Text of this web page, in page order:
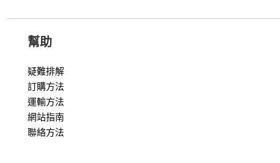
幫助
疑難排解
訂購方法
運輸方法
網站指南
聯絡方法